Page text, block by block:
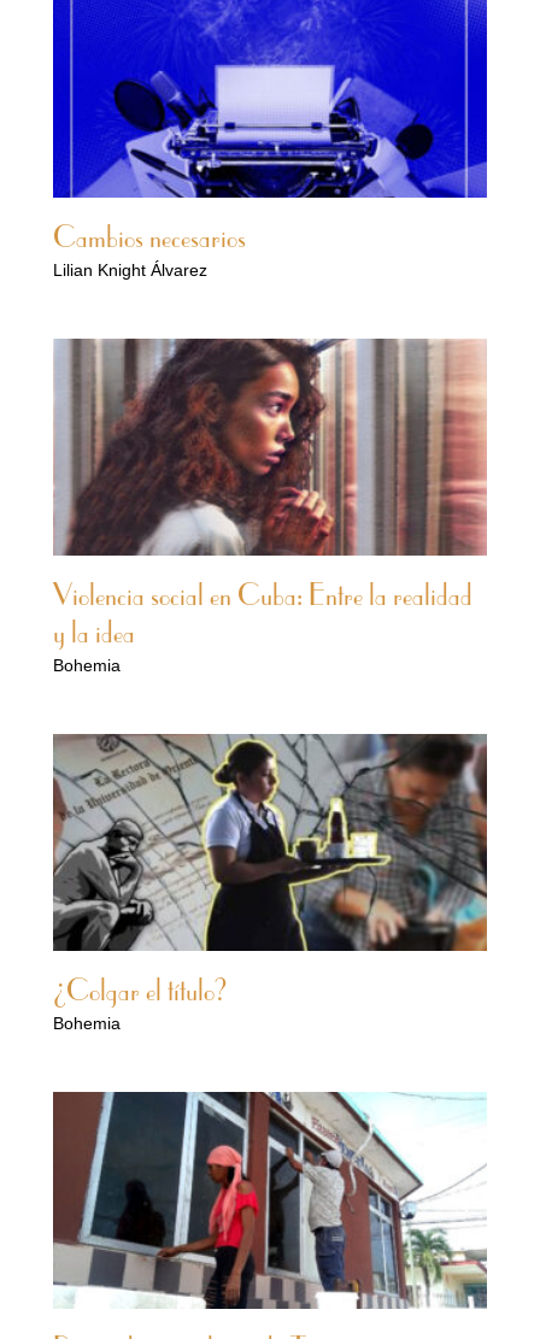
Cambios necesarios
Lilian Knight Álvarez
Violencia social en Cuba: Entre la realidad
y la idea
Bohemia
¿Colgar el título?
Bohemia